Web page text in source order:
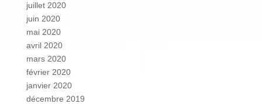
juillet 2020
juin 2020
mai 2020
avril 2020
mars 2020
février 2020
janvier 2020
décembre 2019